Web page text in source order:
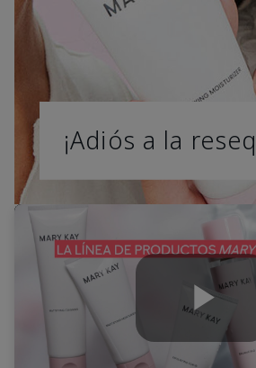
¡Adiós a la